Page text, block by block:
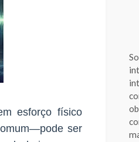
esforço físico
ser